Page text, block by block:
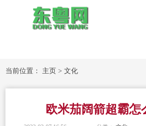
当前位置： 主页 >文化
欧米茄阔箭超霸怎